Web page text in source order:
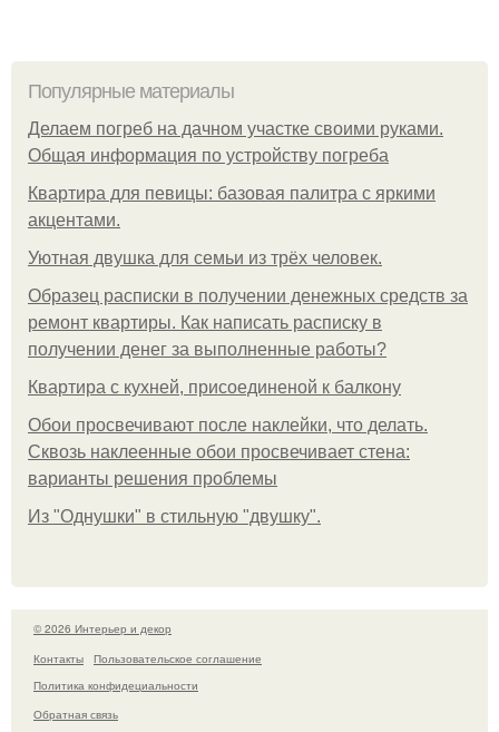
Популярные материалы
Делаем погреб на дачном участке своими руками.
Общая информация по устройству погреба
Квартира для певицы: базовая палитра с яркими
акцентами.
Уютная двушка для семьи из трёх человек.
Образец расписки в получении денежных средств за
ремонт квартиры. Как написать расписку в
получении денег за выполненные работы?
Квартира с кухней, присоединеной к балкону
Обои просвечивают после наклейки, что делать.
Сквозь наклеенные обои просвечивает стена:
варианты решения проблемы
Из "Однушки" в стильную "двушку".
© 2026 Интерьер и декор
Контакты
Пользовательское соглашение
Политика конфидециальности
Обратная связь